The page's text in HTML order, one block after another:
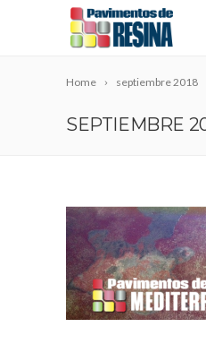
Home septiembre 2018
SEPTIEMBRE